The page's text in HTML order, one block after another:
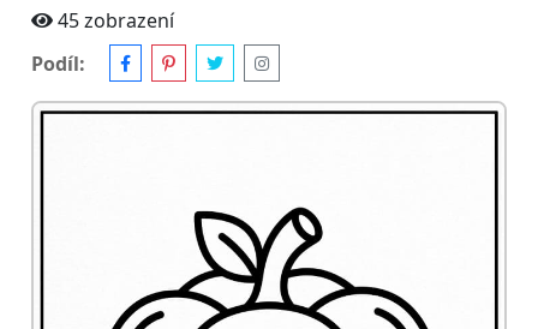
45 zobrazení
Podíl: